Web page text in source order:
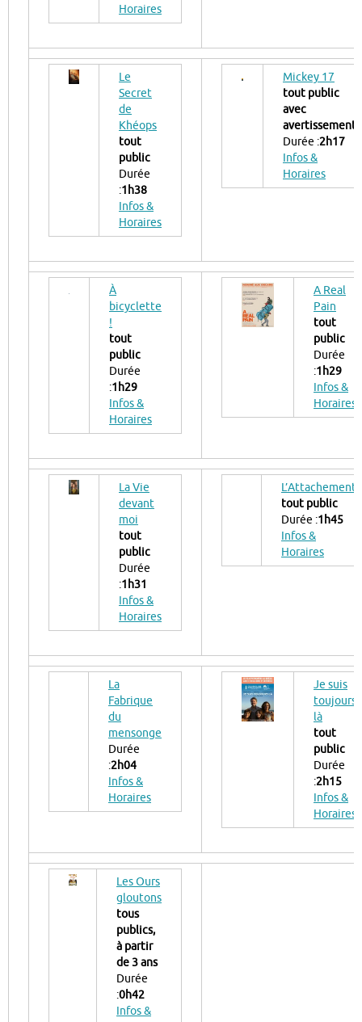
Horaires
Le
Secret
de
Khéops
tout
public
Durée
:1h38
Infos &
Horaires
Mickey 17
tout public
avec
avertissement
Durée :2h17
Infos &
Horaires
À
bicyclette
!
tout
public
Durée
:1h29
Infos &
Horaires
A Real
Pain
tout
public
Durée
:1h29
Infos &
Horaires
La Vie
devant
moi
tout
public
Durée
:1h31
Infos &
Horaires
L’Attachement
tout public
Durée :1h45
Infos &
Horaires
La
Fabrique
du
mensonge
Durée
:2h04
Infos &
Horaires
Je suis
toujours
là
tout
public
Durée
:2h15
Infos &
Horaires
Les Ours
gloutons
tous
publics,
à partir
de 3 ans
Durée
:0h42
Infos &